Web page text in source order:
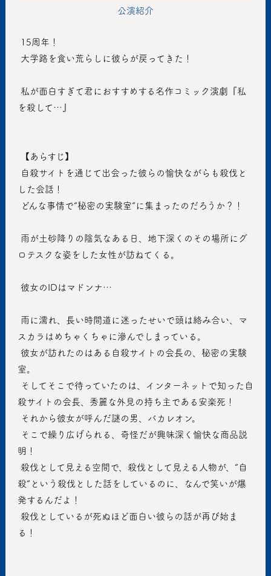
公演紹介
15周年！
大学路を食い荒らしに彼らが戻ってきた！
を殺して…』
【あらすじ】
した会話！
どんな事情で“秘密の実験室”に集まったのだろうか？！
ロテスクな姿をした女性が訪ねてくる。
彼女のIDはマドンナ…
スカラはめちゃくちゃに滲んでしまっている。
室。
殺サイトの会長、秀麗な外見の持ち主である安楽死！
それから彼女が呼んだ謎の男、バカレオン。
明！
殺”という殺伐とした話をしているのに、なんで笑いが爆
発するんだよ！
る！